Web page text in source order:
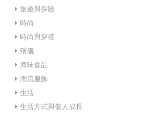
旅遊與探險
時尚
時尚與穿搭
殯儀
海味食品
潮流服飾
生活
生活方式與個人成長